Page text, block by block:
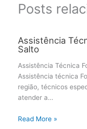
Posts
Assistência
Salto
Assistência Técnica
Assistência técnica
região, técnicos
atender a…
Read More »